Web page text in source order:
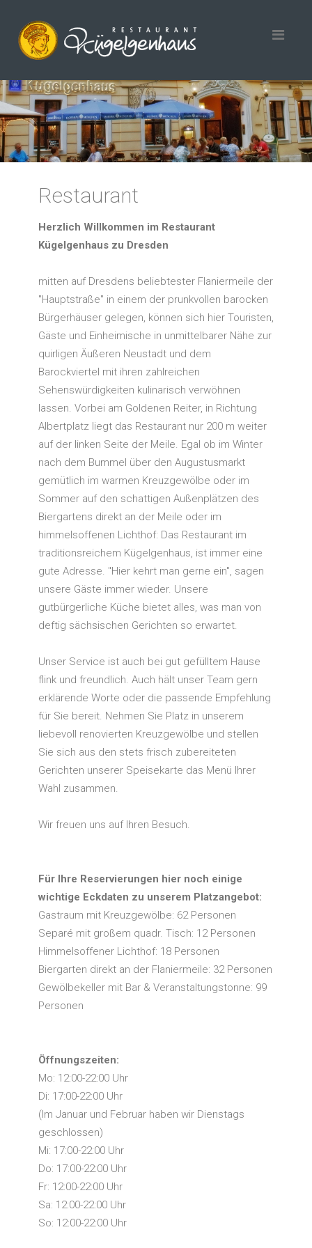
Restaurant
Herzlich Willkommen im Restaurant
Kügelgenhaus zu Dresden
mitten auf Dresdens beliebtester Flaniermeile der
"Hauptstraße" in einem der prunkvollen barocken
Bürgerhäuser gelegen, können sich hier Touristen,
Gäste und Einheimische in unmittelbarer Nähe zur
quirligen Äußeren Neustadt und dem
Barockviertel mit ihren zahlreichen
Sehenswürdigkeiten kulinarisch verwöhnen
lassen. Vorbei am Goldenen Reiter, in Richtung
Albertplatz liegt das Restaurant nur 200 m weiter
auf der linken Seite der Meile. Egal ob im Winter
nach dem Bummel über den Augustusmarkt
gemütlich im warmen Kreuzgewölbe oder im
Sommer auf den schattigen Außenplätzen des
Biergartens direkt an der Meile oder im
himmelsoffenen Lichthof: Das Restaurant im
traditionsreichem Kügelgenhaus, ist immer eine
gute Adresse. "Hier kehrt man gerne ein", sagen
unsere Gäste immer wieder. Unsere
gutbürgerliche Küche bietet alles, was man von
deftig sächsischen Gerichten so erwartet.
Unser Service ist auch bei gut gefülltem Hause
flink und freundlich. Auch hält unser Team gern
erklärende Worte oder die passende Empfehlung
für Sie bereit. Nehmen Sie Platz in unserem
liebevoll renovierten Kreuzgewölbe und stellen
Sie sich aus den stets frisch zubereiteten
Gerichten unserer Speisekarte das Menü Ihrer
Wahl zusammen.
Wir freuen uns auf Ihren Besuch.
Für Ihre Reservierungen hier noch einige
wichtige Eckdaten zu unserem Platzangebot:
Gastraum mit Kreuzgewölbe: 62 Personen
Separé mit großem quadr. Tisch: 12 Personen
Himmelsoffener Lichthof: 18 Personen
Biergarten direkt an der Flaniermeile: 32 Personen
Gewölbekeller mit Bar & Veranstaltungstonne: 99
Personen
Öffnungszeiten:
Mo: 12:00-22:00 Uhr
Di: 17:00-22:00 Uhr
(Im Januar und Februar haben wir Dienstags
geschlossen)
Mi: 17:00-22:00 Uhr
Do: 17:00-22:00 Uhr
Fr: 12:00-22:00 Uhr
Sa: 12:00-22:00 Uhr
So: 12:00-22:00 Uhr